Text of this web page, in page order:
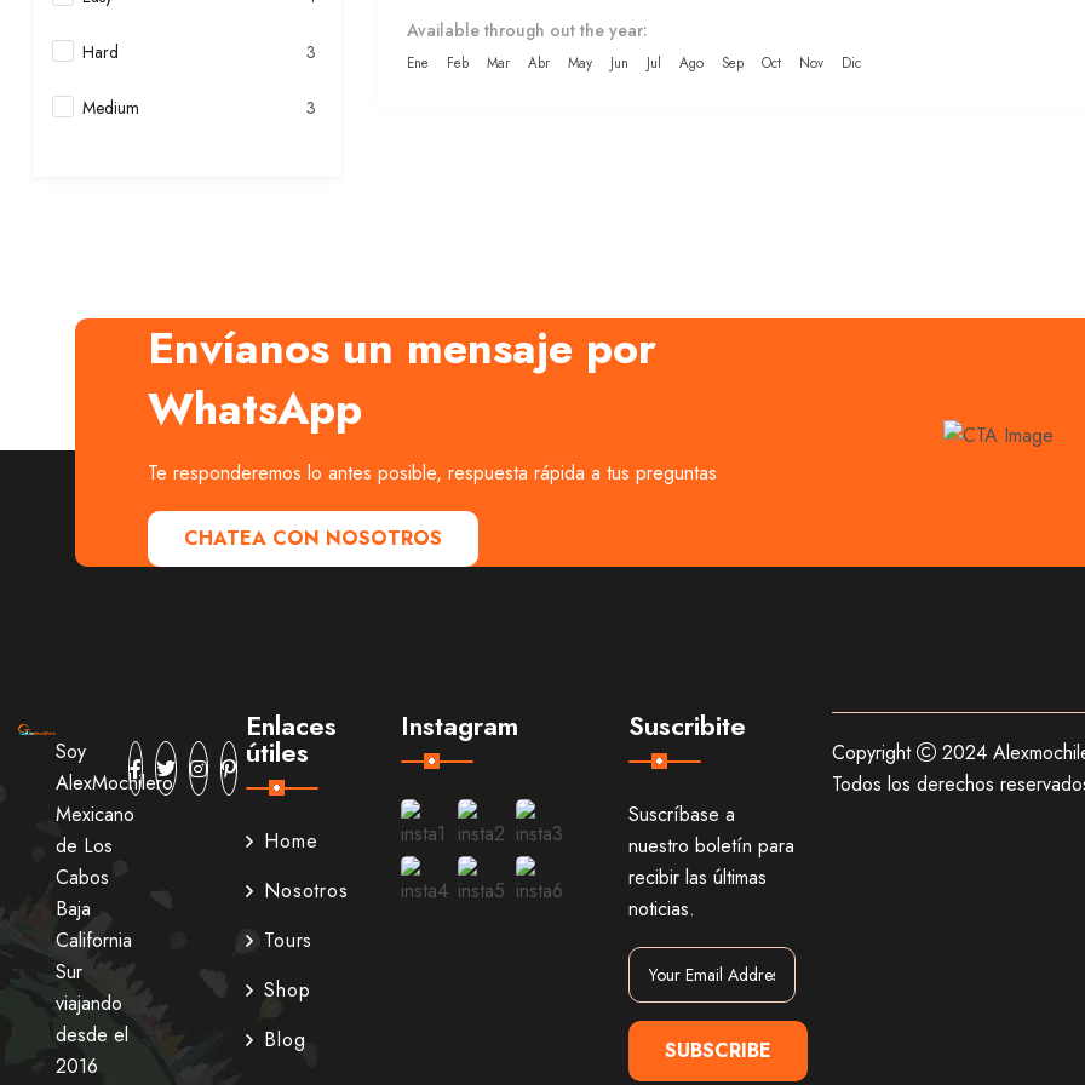
Hard 3
Medium 3
Available through out the year:
Ene Feb Mar Abr May Jun Jul Ago Sep Oct Nov Dic
Envíanos un mensaje por
WhatsApp
Te responderemos lo antes posible, respuesta rápida a tus preguntas
CHATEA CON NOSOTROS
Soy
AlexMochilero
Mexicano
de Los
Cabos
Baja
California
Sur
viajando
desde el
2016
Enlaces
útiles
Home
Nosotros
Tours
Shop
Blog
Instagram Suscribite
Suscríbase a
nuestro boletín para
recibir las últimas
noticias.
SUBSCRIBE
Copyright
2024
Todos los derechos